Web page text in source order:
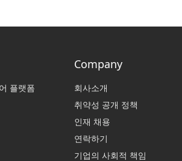
플랫폼
Company
회사소개
취약성 공개 정책
인재 채용
연락하기
기업의 사회적 책임